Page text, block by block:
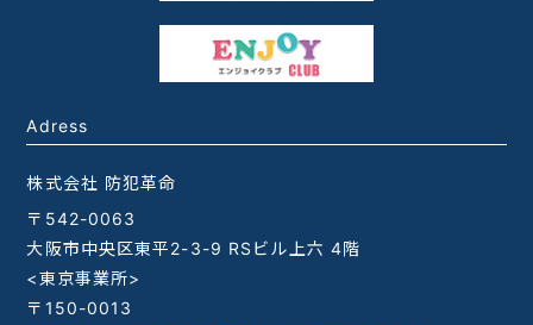
Adress
株式会社 防犯革命
〒542-0063
大阪市中央区東平2-3-9 RSビル上六 4階
<東京事業所>
〒150-0013